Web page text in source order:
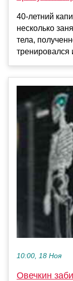
40-летний
несколько
тела,
тренировался
10:00, 18 Ноя
Овечкин